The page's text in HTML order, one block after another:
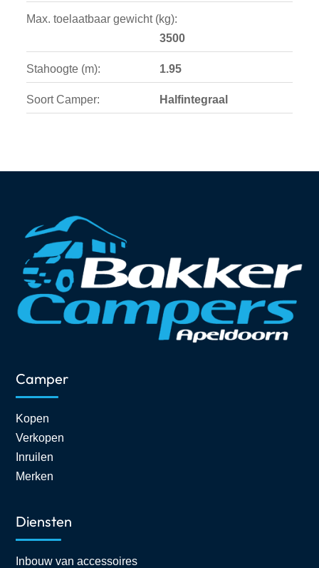
Max. toelaatbaar gewicht (kg):
3500
Stahoogte (m): 1.95
Soort Camper: Halfintegraal
Camper
Kopen
Verkopen
Inruilen
Merken
Diensten
Inbouw van accessoires